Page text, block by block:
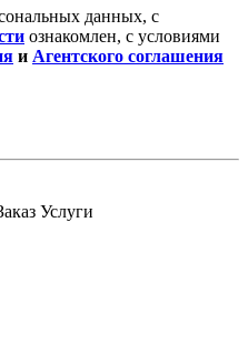
данных, с
ознакомлен, с условиями
и Агентского соглашения
Услуги